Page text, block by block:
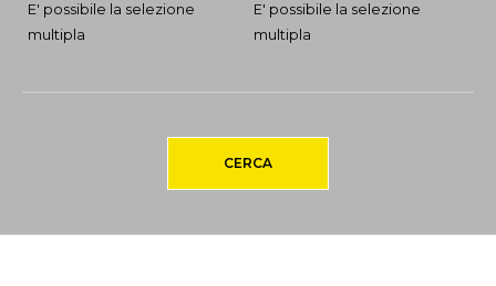
E' possibile la selezione
multipla
E' possibile la selezione
multipla
CERCA